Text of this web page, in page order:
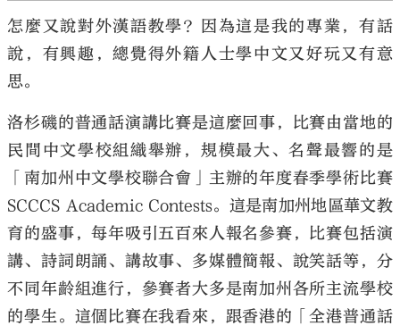
大公文匯
怎麼又說對外漢語教學？因為這是我的專業，有話
說，有興趣，總覺得外籍人士學中文又好玩又有意
思。
洛杉磯的普通話演講比賽是這麼回事，比賽由當地的
民間中文學校組織舉辦，規模最大、名聲最響的是
「南加州中文學校聯合會」主辦的年度春季學術比賽
SCCCS Academic Contests。這是南加州地區華文教
育的盛事，每年吸引五百來人報名參賽，比賽包括演
講、詩詞朗誦、講故事、多媒體簡報、說笑話等，分
不同年齡組進行，參賽者大多是南加州各所主流學校
的學生。這個比賽在我看來，跟香港的「全港普通話